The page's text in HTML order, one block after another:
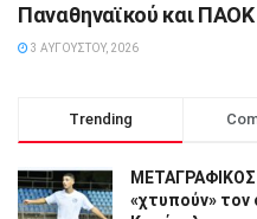
Παναθηναϊκού και ΠΑΟΚ
3 ΑΥΓΟΎΣΤΟΥ, 2026
Trending
ΜΕΤΑΓΡΑΦΙΚΟΣ
«χτυπούν»